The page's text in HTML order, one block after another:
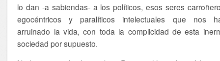
lo dan -a sabiendas- a los políticos, esos seres
egocéntricos y paralíticos intelectuales que nos
arruinado la vida, con toda la complicidad de esta
sociedad por supuesto.